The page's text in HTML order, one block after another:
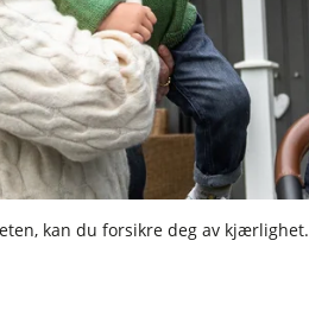
kan du forsikre deg av kjærlighet.